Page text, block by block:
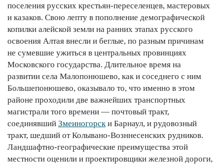
поселения русских крестьян-переселенцев, мастеровых
и казаков. Свою лепту в пополнение демографической
копилки алейской земли на ранних этапах русского
освоения Алтая внесли и беглые, по разным причинам
не сумевшие ужиться в центральных провинциях
Московского государства. Длительное время на
развитии села Малопонюшево, как и соседнего с ним
Большепонюшево, оказывало то, что именно в этом
районе проходили две важнейших транспортных
магистрали того времени — почтовый тракт,
соединявший Змеиногорск и Барнаул, и рудовозный
тракт, шедший от Колывано-Возннесенских рудников.
Ландшафтно-географические преимущества этой
местности оценили и проектировщики железной дороги,